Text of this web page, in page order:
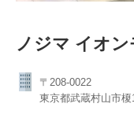
ノジマ イオ
〒208-0022
東京都武蔵村山市